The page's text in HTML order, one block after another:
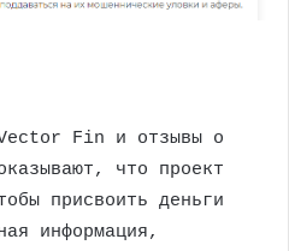
Fin и отзывы о
что проект
присвоить деньги
информация,